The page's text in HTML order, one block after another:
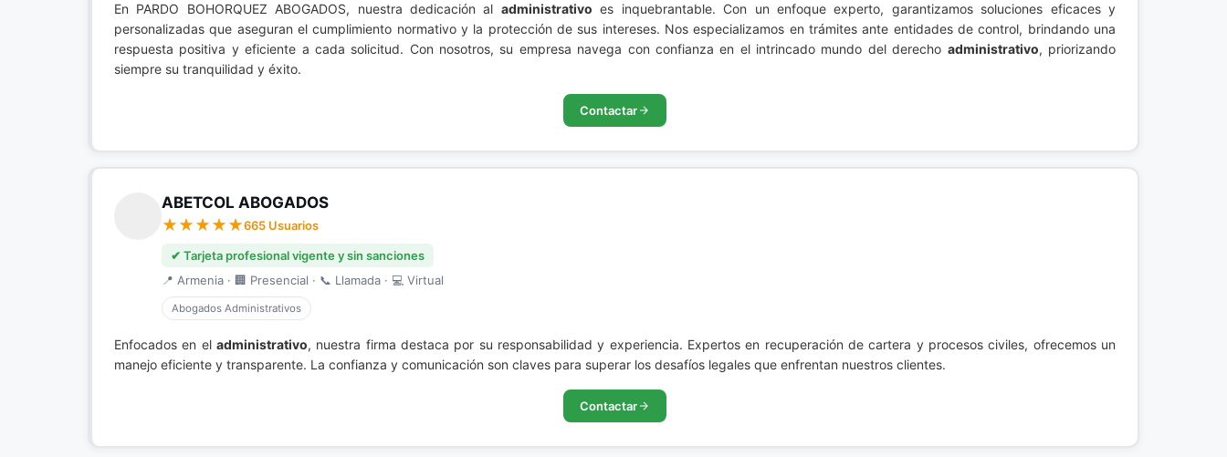
En PARDO BOHORQUEZ ABOGADOS, nuestra dedicación al administrativo es inquebrantable. Con un enfoque experto, garantizamos soluciones eficaces y
personalizadas que aseguran el cumplimiento normativo y la protección de sus intereses. Nos especializamos en trámites ante entidades de control, brindando una
respuesta positiva y eficiente a cada solicitud. Con nosotros, su empresa navega con confianza en el intrincado mundo del derecho administrativo, priorizando
siempre su tranquilidad y éxito.
Contactar
ABETCOL ABOGADOS
665 Usuarios
✔ Tarjeta profesional vigente y sin sanciones
📍 Armenia · 🏢 Presencial · 📞 Llamada · 💻 Virtual
Abogados Administrativos
Enfocados en el administrativo, nuestra firma destaca por su responsabilidad y experiencia. Expertos en recuperación de cartera y procesos civiles, ofrecemos un
manejo eficiente y transparente. La confianza y comunicación son claves para superar los desafíos legales que enfrentan nuestros clientes.
Contactar